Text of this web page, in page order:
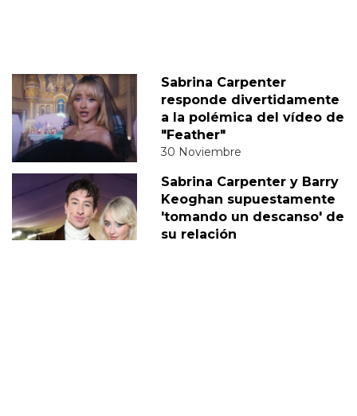
Sabrina Carpenter
responde divertidamente
a la polémica del vídeo de
"Feather"
30 Noviembre
Sabrina Carpenter y Barry
Keoghan supuestamente
'tomando un descanso' de
su relación